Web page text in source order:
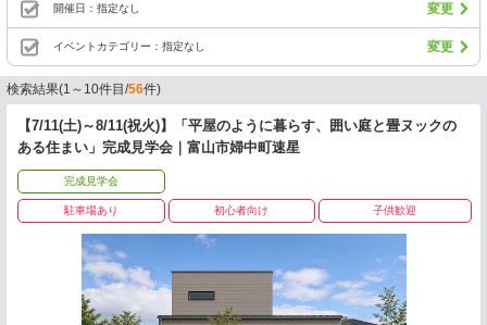
開催日：指定なし 変更
イベントカテゴリー：指定なし 変更
検索結果(1～10件目/56件)
【7/11(土)～8/11(祝火)】「平屋のように暮らす、囲い庭と畳ヌックの
ある住まい」完成見学会｜富山市婦中町速星
完成見学会
駐車場あり 初心者向け 子供歓迎